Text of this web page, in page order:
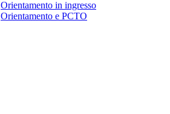
Orientamento in ingresso
Orientamento e PCTO